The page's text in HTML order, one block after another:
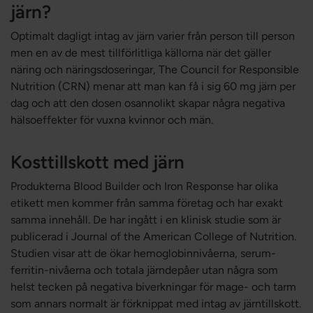
järn?
Optimalt dagligt intag av järn varier från person till person
men en av de mest tillförlitliga källorna när det gäller
näring och näringsdoseringar, The Council for Responsible
Nutrition (CRN) menar att man kan få i sig 60 mg järn per
dag och att den dosen osannolikt skapar några negativa
hälsoeffekter för vuxna kvinnor och män.
Kosttillskott med järn
Produkterna Blood Builder och Iron Response har olika
etikett men kommer från samma företag och har exakt
samma innehåll. De har ingått i en klinisk studie som är
publicerad i Journal of the American College of Nutrition.
Studien visar att de ökar hemoglobinnivåerna, serum-
ferritin-nivåerna och totala järndepåer utan några som
helst tecken på negativa biverkningar för mage- och tarm
som annars normalt är förknippat med intag av järntillskott.